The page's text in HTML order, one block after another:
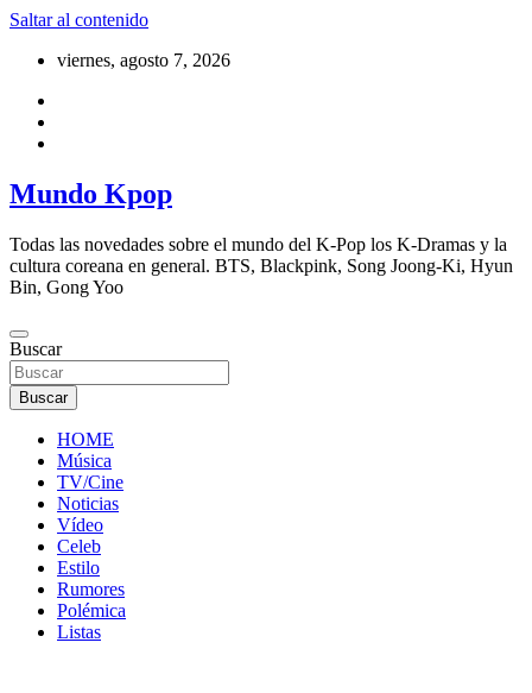
Saltar al contenido
viernes, agosto 7, 2026
Mundo Kpop
Todas las novedades sobre el mundo del K-Pop los K-Dramas y la
cultura coreana en general. BTS, Blackpink, Song Joong-Ki, Hyun
Bin, Gong Yoo
Buscar
Buscar
HOME
Música
TV/Cine
Noticias
Vídeo
Celeb
Estilo
Rumores
Polémica
Listas